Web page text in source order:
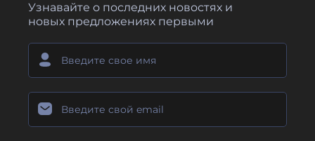
Узнавайте о последних новостях и
новых предложениях первыми